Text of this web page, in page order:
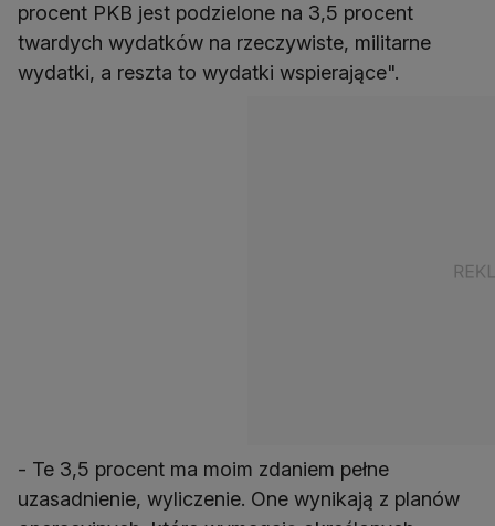
procent PKB jest podzielone na 3,5 procent
twardych wydatków na rzeczywiste, militarne
wydatki, a reszta to wydatki wspierające".
- Te 3,5 procent ma moim zdaniem pełne
uzasadnienie, wyliczenie. One wynikają z planów